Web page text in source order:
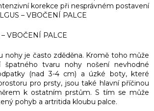
korekce při nesprávném postavení
– VBOČENÍ PALCE
VBOČENÍ PALCE
nohy je často zděděna. Kromě toho může
špatného tvaru nohy nošení nevhodné
(nad 3-4 cm) a úzké boty, které
pro prsty, jsou také hlavní příčinou
k ostatním prstům. S tím se může
pohyb a artritida kloubu palce.